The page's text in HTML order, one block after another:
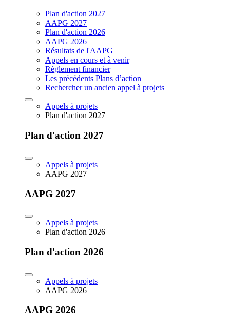
Plan d'action 2027
AAPG 2027
Plan d'action 2026
AAPG 2026
Résultats de l'AAPG
Appels en cours et à venir
Règlement financier
Les précédents Plans d’action
Rechercher un ancien appel à projets
Appels à projets
Plan d'action 2027
Plan d'action 2027
Appels à projets
AAPG 2027
AAPG 2027
Appels à projets
Plan d'action 2026
Plan d'action 2026
Appels à projets
AAPG 2026
AAPG 2026